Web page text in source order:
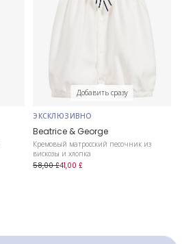
Добавить сразу
ЭКСКЛЮЗИВНО
Beatrice & George
Кремовый матросский песочник из
вискозы и хлопка
58,00 £41,00 £